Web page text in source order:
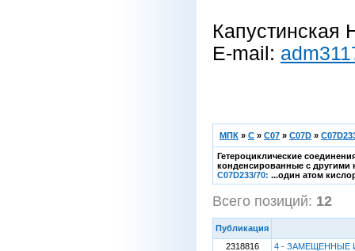
Капустинская
E-mail:
МПК » C » C07 » C07D »
Гетероциклические
конденсированные с другими
C07D233/70: ...один атом
Всего позиций: 12
Публикация
2318816
4 - ЗАМЕЩЕННЫЕ